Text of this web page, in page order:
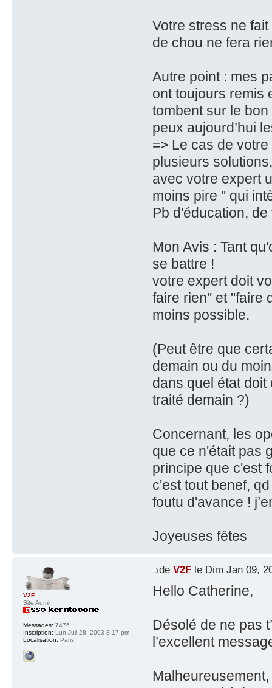
Votre stress ne
de chou ne fera
Autre point : mes
ont toujours remis
tombent sur le
peux aujourd’hui
=> Le cas de votre
plusieurs
avec votre expert
moins pire " qui
Pb d'éducation,
Mon Avis : Tant
se battre !
votre expert doit
faire rien" et "faire
moins possible.
(Peut être que
demain ou du
dans quel état
traité demain ?)
Concernant, les
que ce n'était pas
principe que c'est
c'est tout benef,
foutu d'avance !
Joyeuses fêtes
de V2Fle Dim Jan 09,
Hello Catherine,
Désolé de ne pas
l’excellent
Malheureusement,
V2F
Site Admin
Messages: 7476
Inscription: Lun Juil 28, 2003 8:17 pm
Localisation: Paris